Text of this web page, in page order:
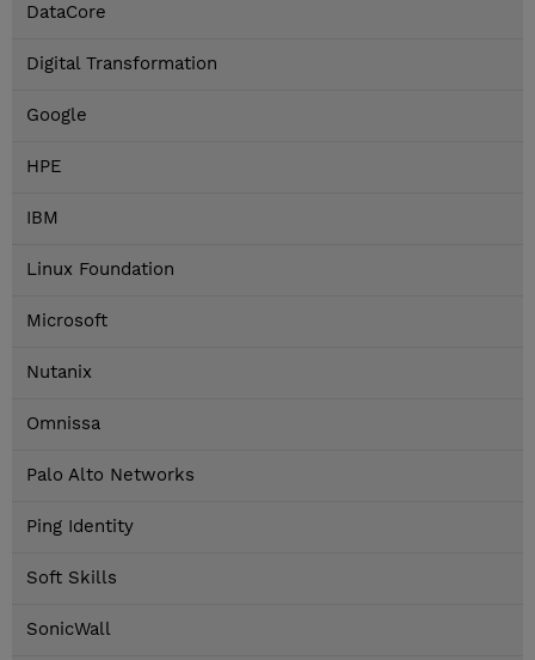
DataCore
Digital Transformation
Google
HPE
IBM
Linux Foundation
Microsoft
Nutanix
Omnissa
Palo Alto Networks
Ping Identity
Soft Skills
SonicWall